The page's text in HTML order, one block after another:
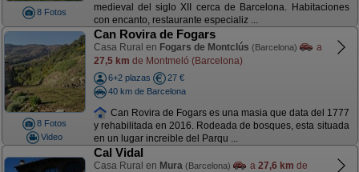
8 Fotos
medieval del siglo XII cerca de Barcelona. Habitaciones
con encanto, restaurante especializ ...
8 Fotos
Video
Can Rovira de Fogars
Casa Rural en Fogars de Montclús (Barcelona)
a
27,5 km de Montmeló (Barcelona)
6+2 plazas
27 €
40 km de Barcelona
Can Rovira de Fogars es una masia que data del 1777
y rehabilitada en 2016. Rodeada de bosques, esta situada
en un lugar increible del Parqu ...
Cal Vidal
Casa Rural en Mura (Barcelona) a 27,6 km de